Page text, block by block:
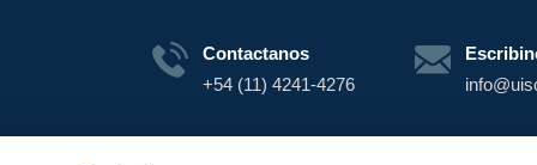
Contactanos
+54 (11) 4241-4276